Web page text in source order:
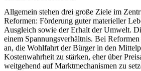
Allgemein stehen drei große Ziele im
Reformen: Förderung guter materieller
Ausgleich sowie der Erhalt der Umwelt.
einem Spannungsverhältnis. Bei
an, die Wohlfahrt der Bürger in den
Kostenwahrheit zu stärken, eher über
weitgehend auf Marktmechanismen zu